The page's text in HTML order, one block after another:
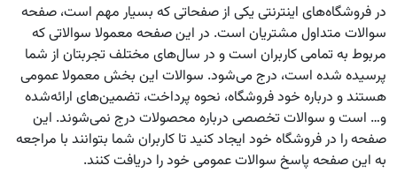
در فروشگاه‌های اینترنتی یکی از صفحاتی که بسیار مهم است، صفحه
سوالات متداول مشتریان است. در این صفحه معمولا سوالاتی که
مربوط به تمامی کاربران است و در سال‌های مختلف تجربتان از شما
پرسیده شده است، درج می‌شود. سوالات این بخش معمولا عمومی
هستند و درباره خود فروشگاه، نحوه پرداخت، تضمین‌های ارائه‌شده
و… است و سوالات تخصصی درباره محصولات درج نمی‌شوند. این
صفحه را در فروشگاه خود ایجاد کنید تا کاربران شما بتوانند با مراجعه
به این صفحه پاسخ سوالات عمومی خود را دریافت کنند.